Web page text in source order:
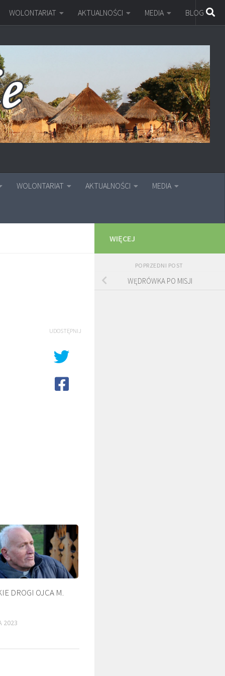
WOLONTARIAT AKTUALNOŚCI MEDIA BLOG
WOLONTARIAT AKTUALNOŚCI MEDIA
UDOSTĘPNIJ
DROGI OJCA M.
2023
WIĘCEJ
POPRZEDNI POST
WĘDRÓWKA PO MISJI